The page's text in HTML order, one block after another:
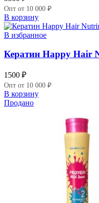
Опт от 10 000 ₽
В корзину
В избранное
Кератин Happy Hair
1500 ₽
Опт от 10 000 ₽
В корзину
Продано